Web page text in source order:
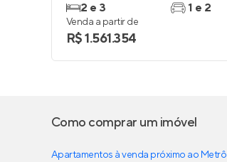
2 e 3
1 e 2
Venda a partir de
R$ 1.561.354
Como comprar um imóvel
Apartamentos à venda próximo ao Metrô